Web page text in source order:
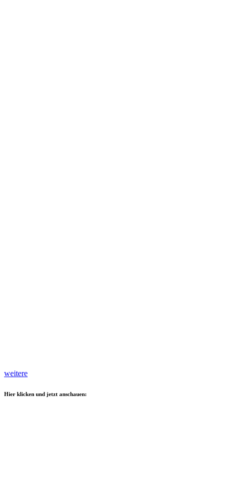
weitere
Hier klicken und jetzt anschauen: